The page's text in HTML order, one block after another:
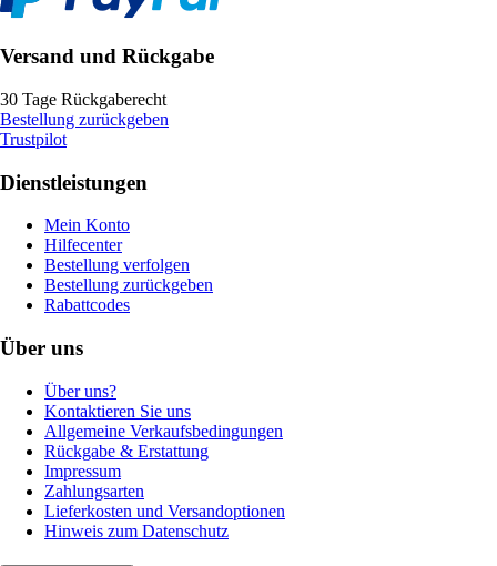
Versand und Rückgabe
30 Tage Rückgaberecht
Bestellung zurückgeben
Trustpilot
Dienstleistungen
Mein Konto
Hilfecenter
Bestellung verfolgen
Bestellung zurückgeben
Rabattcodes
Über uns
Über uns?
Kontaktieren Sie uns
Allgemeine Verkaufsbedingungen
Rückgabe & Erstattung
Impressum
Zahlungsarten
Lieferkosten und Versandoptionen
Hinweis zum Datenschutz